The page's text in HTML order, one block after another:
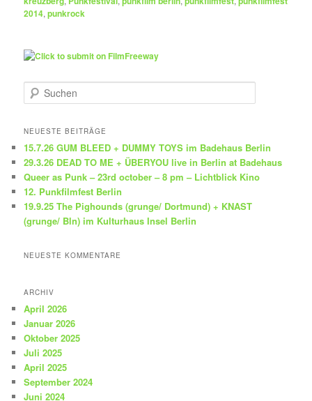
2014,punkrock
u
h
n
NEUESTE BEITRÄGE
15.7.26 GUM BLEED + DUMMY TOYS im Badehaus Berlin
29.3.26 DEAD TO ME + ÜBERYOU live in Berlin at Badehaus
Queer as Punk – 23rd october – 8 pm – Lichtblick Kino
12. Punkfilmfest Berlin
19.9.25 The Pighounds (grunge/ Dortmund) + KNAST
(grunge/ Bln) im Kulturhaus Insel Berlin
NEUESTE KOMMENTARE
ARCHIV
April 2026
Januar 2026
Oktober 2025
Juli 2025
April 2025
September 2024
Juni 2024